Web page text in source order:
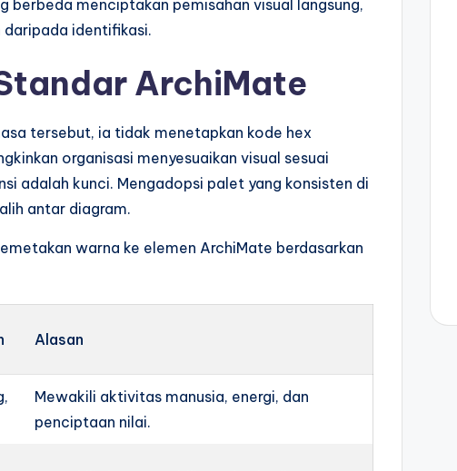
berbeda menciptakan pemisahan visual langsung,
daripada identifikasi.
ArchiMate
tersebut, ia tidak menetapkan kode hex
organisasi menyesuaikan visual sesuai
adalah kunci. Mengadopsi palet yang konsisten di
antar diagram.
warna ke elemen ArchiMate berdasarkan
Alasan
Mewakili aktivitas manusia, energi, dan
penciptaan nilai.